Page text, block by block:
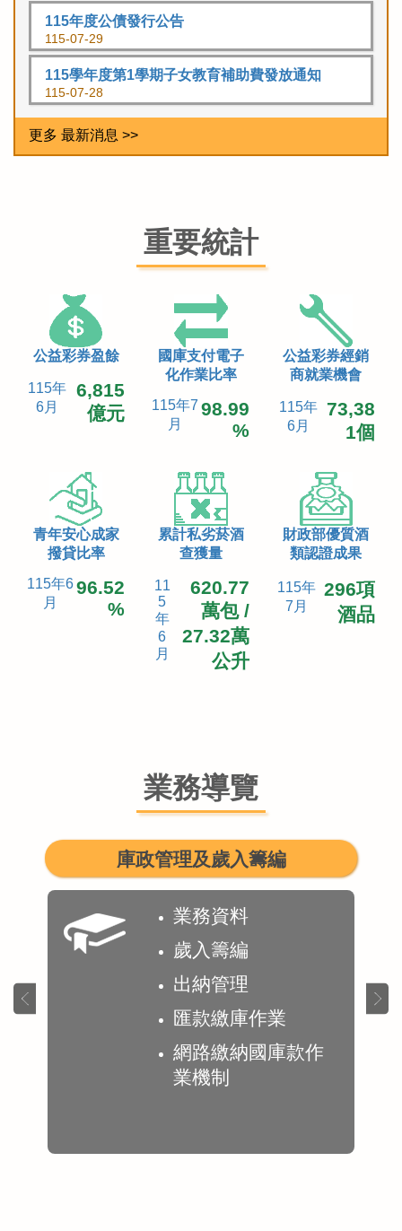
115年度公債發行公告
115-07-29
115學年度第1學期子女教育補助費發放通知
115-07-28
更多 最新消息 >>
重要統計
公益彩券盈餘
115年
6月
6,815
億元
國庫支付電子
化作業比率
115年7
月
98.99
%
公益彩券經銷
商就業機會
115年
6月
73,38
1個
青年安心成家
撥貸比率
115年6
月
96.52
%
累計私劣菸酒
查獲量
11
5
年
6
月
620.77
萬包 /
27.32萬
公升
財政部優質酒
類認證成果
115年
7月
296項
酒品
業務導覽
庫政管理及歲入籌編
業務資料
歲入籌編
出納管理
匯款繳庫作業
網路繳納國庫款作
業機制